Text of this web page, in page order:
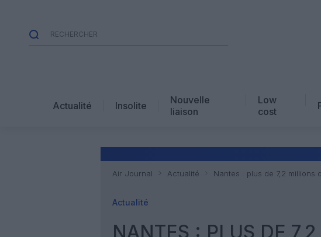
Actualité Insolite
Nouvelle
liaison
Low
cost
Air Journal Actualité Nantes : plus de 7,2 millions
Actualité
NANTES : PLUS DE